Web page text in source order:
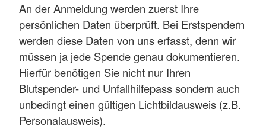
An der Anmeldung werden zuerst Ihre
persönlichen Daten überprüft. Bei Erstspendern
werden diese Daten von uns erfasst, denn wir
müssen ja jede Spende genau dokumentieren.
Hierfür benötigen Sie nicht nur Ihren
Blutspender- und Unfallhilfepass sondern auch
unbedingt einen gültigen Lichtbildausweis (z.B.
Personalausweis).